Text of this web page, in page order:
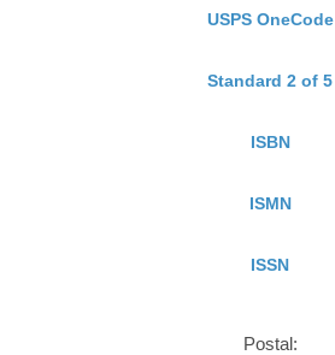
USPS OneCode
Standard 2 of 5
ISBN
ISMN
ISSN
Postal: